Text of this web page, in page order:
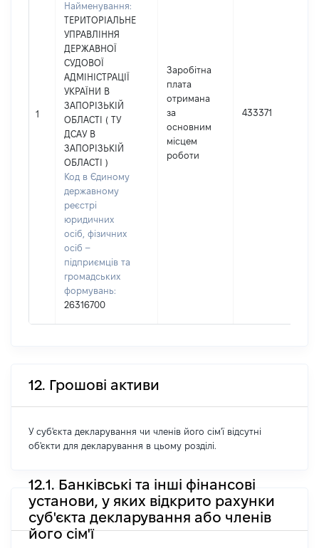
1
Найменування:
ТЕРИТОРІАЛЬНЕ
УПРАВЛІННЯ
ДЕРЖАВНОЇ
СУДОВОЇ
АДМІНІСТРАЦІЇ
УКРАЇНИ В
ЗАПОРІЗЬКІЙ
ОБЛАСТІ ( ТУ
ДСАУ В
ЗАПОРІЗЬКІЙ
ОБЛАСТІ )
Код в Єдиному
державному
реєстрі
юридичних
осіб, фізичних
осіб –
підприємців та
громадських
формувань:
26316700
Заробітна
плата
отримана
за
основним
місцем
роботи
433371
12. Грошові активи
У суб'єкта декларування чи членів його сім'ї відсутні
об'єкти для декларування в цьому розділі.
12.1. Банківські та інші фінансові
установи, у яких відкрито рахунки
суб'єкта декларування або членів
його сім'ї